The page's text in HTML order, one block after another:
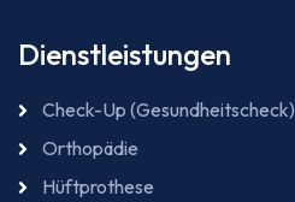
Dienstleistungen
Check-Up (Gesundheitscheck)
Orthopädie
Hüftprothese